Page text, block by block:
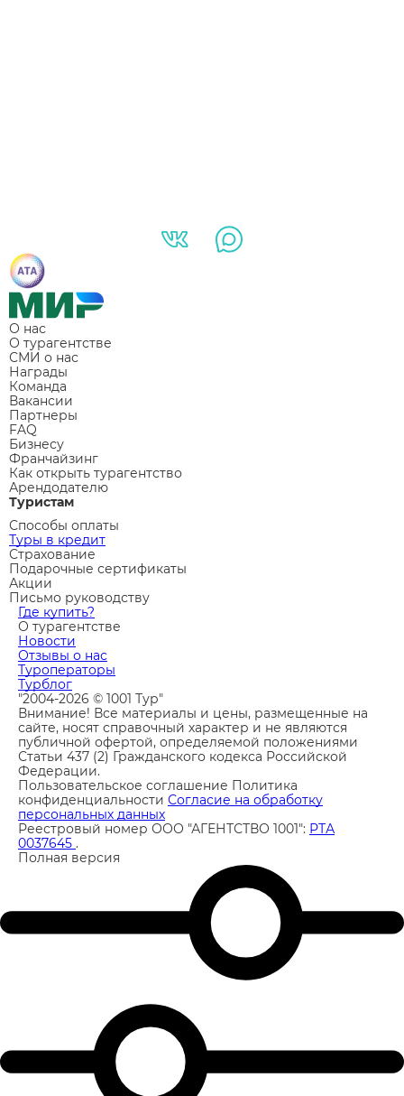
О нас
О турагентстве
СМИ о нас
Награды
Команда
Вакансии
Партнеры
FAQ
Бизнесу
Франчайзинг
Как открыть турагентство
Арендодателю
Туристам
Способы оплаты
Туры в кредит
Страхование
Подарочные сертификаты
Акции
Письмо руководству
Где купить?
О турагентстве
Новости
Отзывы о нас
Туроператоры
Турблог
"2004-2026 © 1001 Тур"
Внимание! Все материалы и цены, размещенные на
сайте, носят справочный характер и не являются
публичной офертой, определяемой положениями
Статьи 437 (2) Гражданского кодекса Российской
Федерации.
Пользовательское соглашение Политика
конфиденциальности Согласие на обработку
персональных данных
Реестровый номер ООО "АГЕНТСТВО 1001": РТА
0037645 .
Полная версия